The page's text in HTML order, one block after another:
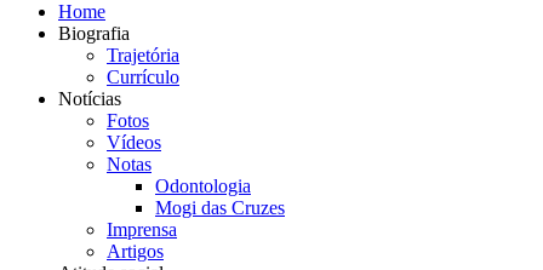
Home
Biografia
Trajetória
Currículo
Notícias
Fotos
Vídeos
Notas
Odontologia
Mogi das Cruzes
Imprensa
Artigos